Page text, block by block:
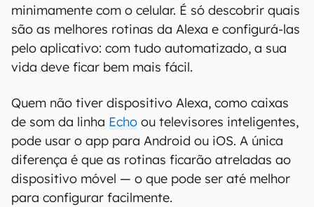
minimamente com o celular. É só descobrir quais
são as melhores rotinas da Alexa e configurá-las
pelo aplicativo: com tudo automatizado, a sua
vida deve ficar bem mais fácil.
Quem não tiver dispositivo Alexa, como caixas
de som da linha Echo ou televisores inteligentes,
pode usar o app para Android ou iOS. A única
diferença é que as rotinas ficarão atreladas ao
dispositivo móvel — o que pode ser até melhor
para configurar facilmente.